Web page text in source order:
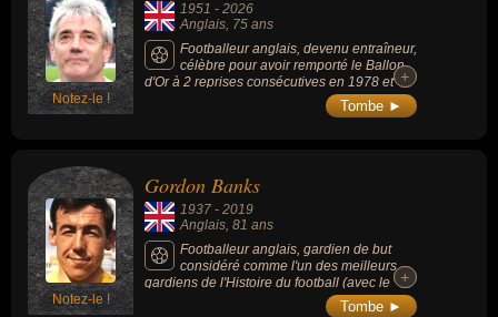
Notez-le !
1951 - 2026
Anglais, 75 ans
Footballeur anglais, devenu entraîneur,
célèbre pour avoir remporté le Ballon
d'Or à 2 reprises consécutives en 1978 et
1979 sous les couleurs du Hamburger SV, a
remporté 3 championnats d'Angleterre, 1
inscrit 21 buts au cours de sa carrière
internationale (en tant que capitaine), a
marqué la mémoire des supporters de
Newcastle United au milieu des années
1990 en tant qu'entraîneur grâce à un style
de jeu résolument ultra-offensif qui a
manqué de peu de remporter la Premier
League. Sa notoriété mondiale a dépassé le
+
+
Tombe ►
Notez-le !
Gordon Banks
1937 - 2019
Anglais , 81 ans
Footballeur anglais, gardien de but
considéré comme l'un des meilleurs
gardiens de l'Histoire du football (avec le
Russe Lev Yachine, les Italiens Dino Zoff &
+
+
Tombe ►